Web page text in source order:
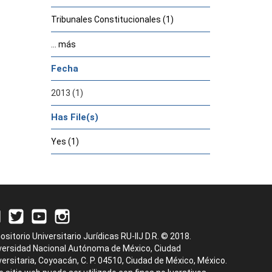
Tribunales Constitucionales (1)
... más
Fecha
2013 (1)
Has File(s)
Yes (1)
Universitario Jurídicas RU-IIJ D.R. © 2018.
Nacional Autónoma de México, Ciudad
Coyoacán, C. P. 04510, Ciudad de México, México.